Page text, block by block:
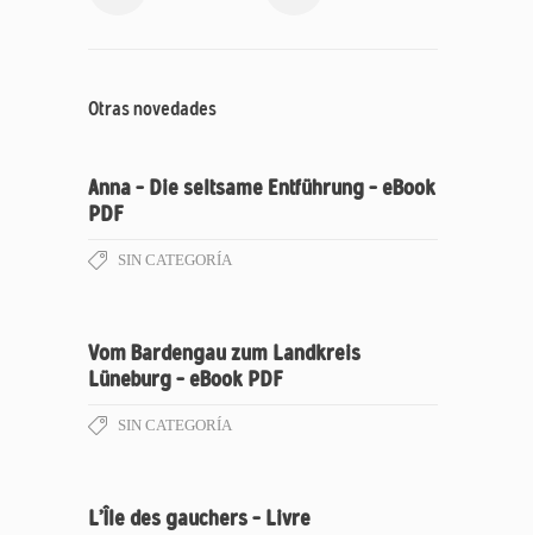
Otras novedades
Anna – Die seltsame Entführung – eBook
PDF
SIN CATEGORÍA
Vom Bardengau zum Landkreis
Lüneburg – eBook PDF
SIN CATEGORÍA
L’Île des gauchers – Livre